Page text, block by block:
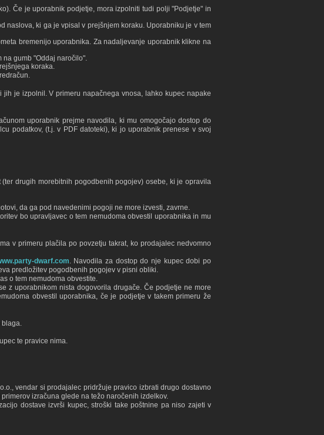
Če je uporabnik podjetje, mora izpolniti tudi polji "Podjetje" in
naslova, ki ga je vpisal v prejšnjem koraku. Uporabniku je v tem
bremenijo uporabnika. Za nadaljevanje uporabnik klikne na
na gumb "Oddaj naročilo".
koraka.
je izpolnil. V primeru napačnega vnosa, lahko kupec napake
uporabnik prejme navodila, ki mu omogočajo dostop do
podatkov, (t.j. v PDF datoteki), ki jo uporabnik prenese v svoj
drugih morebitnih pogodbenih pogojev) osebe, ki je opravila
da ga pod navedenimi pogoji ne more izvesti, zavrne.
bo upravljavec o tem nemudoma obvestil uporabnika in mu
v primeru plačila po povzetju takrat, ko prodajalec nedvomno
dwarf.com. Navodila za dostop do nje kupec dobi po
predložitev pogodbenih pogojev v pisni obliki.
o tem nemudoma obvestite.
z uporabnikom nista dogovorila drugače. Če podjetje ne more
obvestil uporabnika, če je podjetje v takem primeru že
blaga.
te pravice nima.
vendar si prodajalec pridržuje pravico izbrati drugo dostavno
izračuna glede na težo naročenih izdelkov.
dostave izvrši kupec, stroški take poštnine pa niso zajeti v